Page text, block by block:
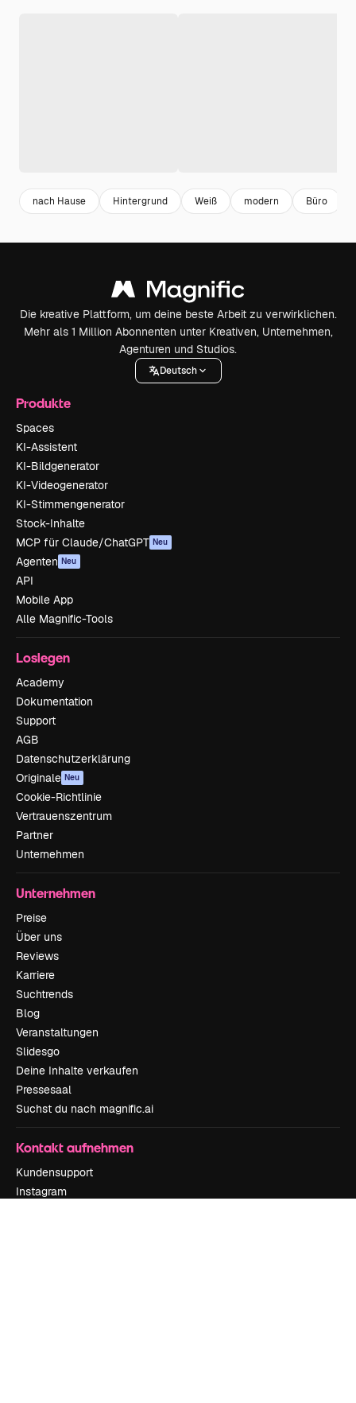
nach Hause Hintergrund Weiß modern Büro
Die kreative Plattform, um deine beste Arbeit zu verwirklichen.
Mehr als 1 Million Abonnenten unter Kreativen, Unternehmen,
Agenturen und Studios.
Deutsch
Produkte
Spaces
KI-Assistent
KI-Bildgenerator
KI-Videogenerator
KI-Stimmengenerator
Stock-Inhalte
MCP für Claude/ChatGPT Neu
Agenten Neu
API
Mobile App
Alle Magnific-Tools
Loslegen
Academy
Dokumentation
Support
AGB
Datenschutzerklärung
Originale Neu
Cookie-Richtlinie
Vertrauenszentrum
Partner
Unternehmen
Unternehmen
Preise
Über uns
Reviews
Karriere
Suchtrends
Blog
Veranstaltungen
Slidesgo
Deine Inhalte verkaufen
Pressesaal
Suchst du nach magnific.ai
Kontakt aufnehmen
Kundensupport
Instagram